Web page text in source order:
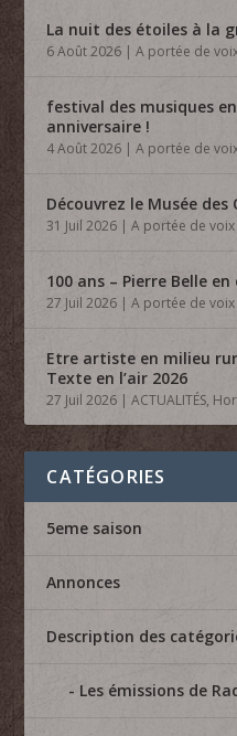
La nuit des étoiles à la
6 Août 2026 |A portée de
festival des musiques
anniversaire !
4 Août 2026 |A portée de
Découvrez le Musée
31 Juil 2026 |A portée de voix
100 ans – Pierre Belle
27 Juil 2026 |A portée de voix
Etre artiste en milieu
Texte en l’air 2026
27 Juil 2026 |ACTUALITÉS,
CATÉGORIES
5eme saison
Annonces
Description des
Les émissions de